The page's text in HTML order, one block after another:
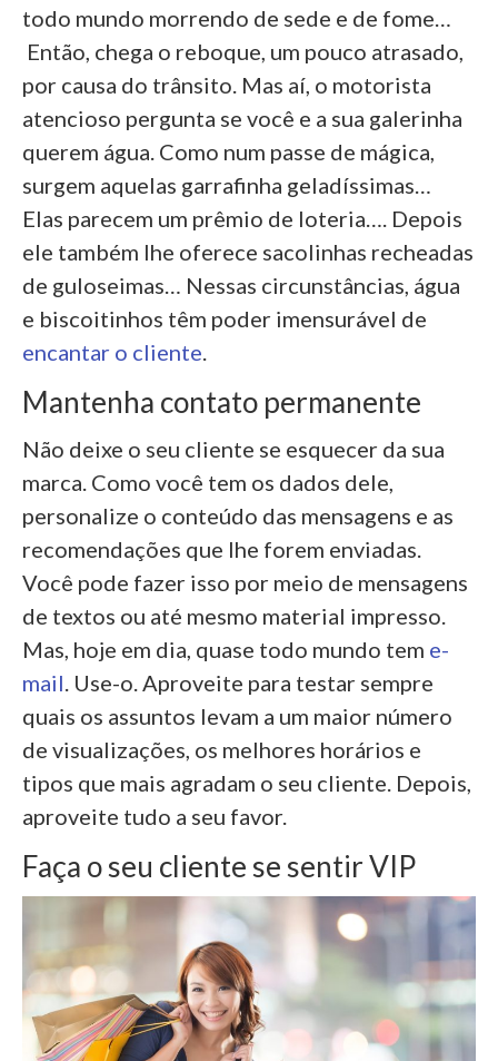
todo mundo morrendo de sede e de fome…
Então, chega o reboque, um pouco atrasado,
por causa do trânsito. Mas aí, o motorista
atencioso pergunta se você e a sua galerinha
querem água. Como num passe de mágica,
surgem aquelas garrafinha geladíssimas…
Elas parecem um prêmio de loteria…. Depois
ele também lhe oferece sacolinhas recheadas
de guloseimas… Nessas circunstâncias, água
e biscoitinhos têm poder imensurável de
encantar o cliente.
Mantenha contato permanente
Não deixe o seu cliente se esquecer da sua
marca. Como você tem os dados dele,
personalize o conteúdo das mensagens e as
recomendações que lhe forem enviadas.
Você pode fazer isso por meio de mensagens
de textos ou até mesmo material impresso.
Mas, hoje em dia, quase todo mundo tem e-
mail. Use-o. Aproveite para testar sempre
quais os assuntos levam a um maior número
de visualizações, os melhores horários e
tipos que mais agradam o seu cliente. Depois,
aproveite tudo a seu favor.
Faça o seu cliente se sentir VIP